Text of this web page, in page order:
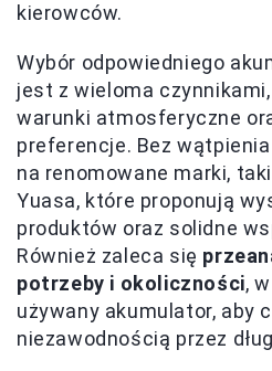
kierowców.
Wybór odpowiedniego
jest z wieloma
warunki atmosferyczne
preferencje. Bez
na renomowane marki,
Yuasa, które proponują
produktów oraz solidne
Również zaleca się
potrzeby i okoliczności,
używany akumulator, aby
niezawodnością przez